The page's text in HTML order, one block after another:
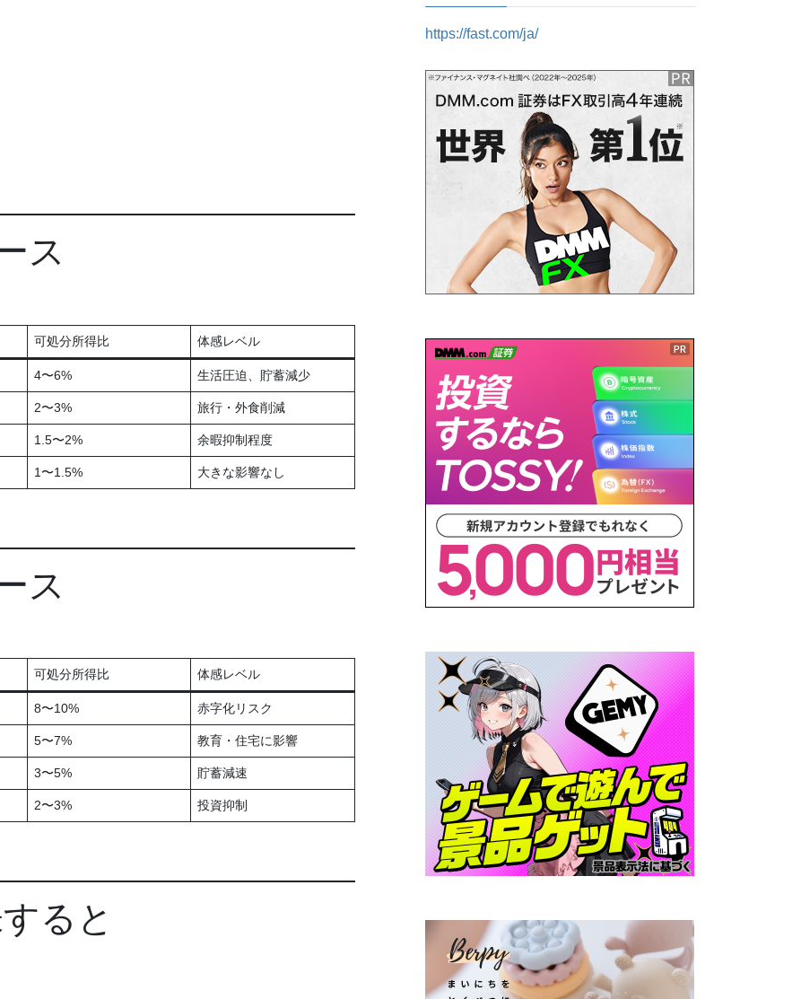
ス
可処分所得比 体感レベル
4〜6% 生活圧迫、貯蓄減少
2〜3% 旅行・外食削減
1.5〜2% 余暇抑制程度
1〜1.5% 大きな影響なし
ス
可処分所得比 体感レベル
8〜10% 赤字化リスク
5〜7% 教育・住宅に影響
3〜5% 貯蓄減速
2〜3% 投資抑制
ると
https://fast.com/ja/